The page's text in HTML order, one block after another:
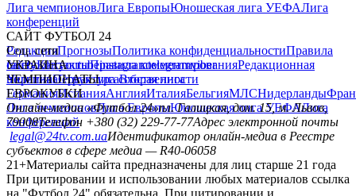
Лига чемпионовЛига ЕвропыЮношеская лига УЕФАЛига
конференций
САЙТ ФУТБОЛ 24
РедакцияПрогнозыПолитика конфиденциальностиПравила
сайтуКонтактыПравила комментированияРедакционная
политикаСтруктура собственности
Соц. сети
facebookxyoutubeinstagramtelegramviber
УКРАИНА
УкраинаПервая лигаВторая лига
ЧЕМПИОНАТЫ
ГерманияИспанияАнглияИталияБельгияМЛСНидерланды
ЕВРОКУБКИ
Лига чемпионовЛига ЕвропыЮношеская лига УЕФАЛига
конференций
Онлайн-медиа «Футбол 24»пл. Галицкая, дом. 15, м. Львов,
79008Телефон +380 (32) 229-77-77Адрес электронной почты
legal@24tv.com.uaИдентификатор онлайн-медиа в Реестре
субъектов в сфере медиа — R40-06058
21+Материалы сайта предназначены для лиц старше 21 года
При цитировании и использовании любых материалов ссылка